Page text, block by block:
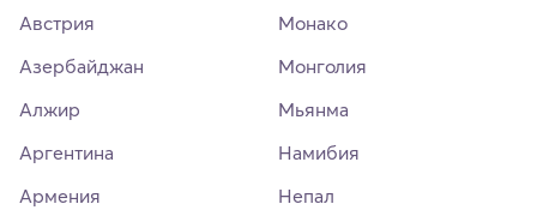
Австрия
Азербайджан
Алжир
Аргентина
Армения
Монако
Монголия
Мьянма
Намибия
Непал